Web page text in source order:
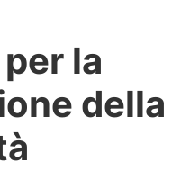
la
della